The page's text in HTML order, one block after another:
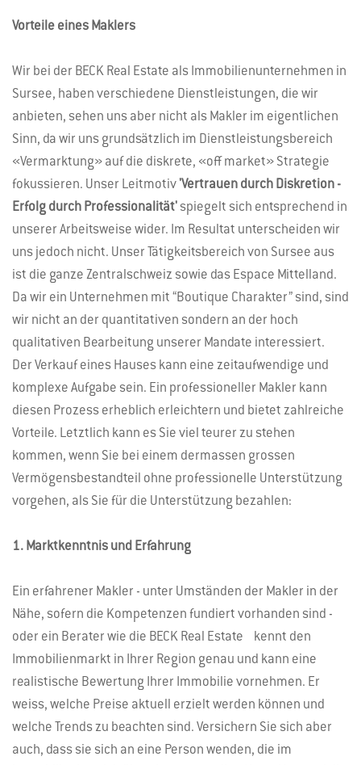
Vorteile eines Maklers
Wir bei der BECK Real Estate als Immobilienunternehmen in
Sursee, haben verschiedene Dienstleistungen, die wir
anbieten, sehen uns aber nicht als Makler im eigentlichen
Sinn, da wir uns grundsätzlich im Dienstleistungsbereich
«Vermarktung» auf die diskrete, «off market» Strategie
fokussieren. Unser Leitmotiv 'Vertrauen durch Diskretion -
Erfolg durch Professionalität' spiegelt sich entsprechend in
unserer Arbeitsweise wider. Im Resultat unterscheiden wir
uns jedoch nicht. Unser Tätigkeitsbereich von Sursee aus
ist die ganze Zentralschweiz sowie das Espace Mittelland.
Da wir ein Unternehmen mit “Boutique Charakter” sind, sind
wir nicht an der quantitativen sondern an der hoch
qualitativen Bearbeitung unserer Mandate interessiert.
Der Verkauf eines Hauses kann eine zeitaufwendige und
komplexe Aufgabe sein. Ein professioneller Makler kann
diesen Prozess erheblich erleichtern und bietet zahlreiche
Vorteile. Letztlich kann es Sie viel teurer zu stehen
kommen, wenn Sie bei einem dermassen grossen
Vermögensbestandteil ohne professionelle Unterstützung
vorgehen, als Sie für die Unterstützung bezahlen:
1. Marktkenntnis und Erfahrung
Ein erfahrener Makler - unter Umständen der Makler in der
Nähe, sofern die Kompetenzen fundiert vorhanden sind -
oder ein Berater wie die BECK Real Estate kennt den
Immobilienmarkt in Ihrer Region genau und kann eine
realistische Bewertung Ihrer Immobilie vornehmen. Er
weiss, welche Preise aktuell erzielt werden können und
welche Trends zu beachten sind. Versichern Sie sich aber
auch, dass sie sich an eine Person wenden, die im